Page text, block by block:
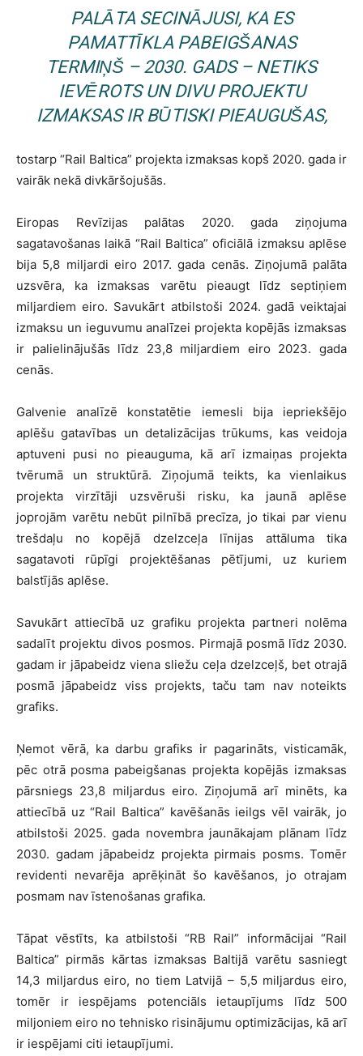
PALĀTA SECINĀJUSI, KA ES
PAMATTĪKLA PABEIGŠANAS
TERMIŅŠ – 2030. GADS – NETIKS
IEVĒROTS UN DIVU PROJEKTU
IZMAKSAS IR BŪTISKI PIEAUGUŠAS,
tostarp “Rail Baltica” projekta izmaksas kopš 2020. gada ir
vairāk nekā divkāršojušās.
Eiropas Revīzijas palātas 2020. gada ziņojuma
sagatavošanas laikā “Rail Baltica” oficiālā izmaksu aplēse
bija 5,8 miljardi eiro 2017. gada cenās. Ziņojumā palāta
uzsvēra, ka izmaksas varētu pieaugt līdz septiņiem
miljardiem eiro. Savukārt atbilstoši 2024. gadā veiktajai
izmaksu un ieguvumu analīzei projekta kopējās izmaksas
ir palielinājušās līdz 23,8 miljardiem eiro 2023. gada
cenās.
Galvenie analīzē konstatētie iemesli bija iepriekšējo
aplēšu gatavības un detalizācijas trūkums, kas veidoja
aptuveni pusi no pieauguma, kā arī izmaiņas projekta
tvērumā un struktūrā. Ziņojumā teikts, ka vienlaikus
projekta virzītāji uzsvēruši risku, ka jaunā aplēse
joprojām varētu nebūt pilnībā precīza, jo tikai par vienu
trešdaļu no kopējā dzelzceļa līnijas attāluma tika
sagatavoti rūpīgi projektēšanas pētījumi, uz kuriem
balstījās aplēse.
Savukārt attiecībā uz grafiku projekta partneri nolēma
sadalīt projektu divos posmos. Pirmajā posmā līdz 2030.
gadam ir jāpabeidz viena sliežu ceļa dzelzceļš, bet otrajā
posmā jāpabeidz viss projekts, taču tam nav noteikts
grafiks.
Ņemot vērā, ka darbu grafiks ir pagarināts, visticamāk,
pēc otrā posma pabeigšanas projekta kopējās izmaksas
pārsniegs 23,8 miljardus eiro. Ziņojumā arī minēts, ka
attiecībā uz “Rail Baltica” kavēšanās ieilgs vēl vairāk, jo
atbilstoši 2025. gada novembra jaunākajam plānam līdz
2030. gadam jāpabeidz projekta pirmais posms. Tomēr
revidenti nevarēja aprēķināt šo kavēšanos, jo otrajam
posmam nav īstenošanas grafika.
Tāpat vēstīts, ka atbilstoši “RB Rail” informācijai “Rail
Baltica” pirmās kārtas izmaksas Baltijā varētu sasniegt
14,3 miljardus eiro, no tiem Latvijā – 5,5 miljardus eiro,
tomēr ir iespējams potenciāls ietaupījums līdz 500
miljoniem eiro no tehnisko risinājumu optimizācijas, kā arī
ir iespējami citi ietaupījumi.